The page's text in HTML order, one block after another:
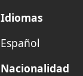
Idiomas
Español
Nacionalidad